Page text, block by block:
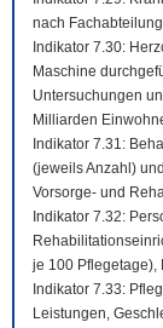
nach
Indikator 7.30:
Maschine
Untersuchungen
Milliarden
Indikator 7.31:
(jeweils Anzahl)
Vorsorge- und
Indikator 7.32:
je 100 Pflegetage),
Indikator 7.33:
Leistungen,